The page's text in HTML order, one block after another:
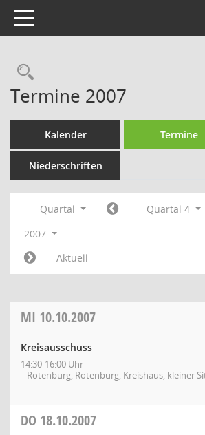
Toggle navigation
Rechercheauswahl
Termine 2007
Kalender Termine
Niederschriften
Quartal
Quartal 4
2007
Aktuell
MI 10.10.2007
Kreisausschuss
14:30-16:00 Uhr
Rotenburg, Rotenburg, Kreishaus, kleiner
DO 18.10.2007